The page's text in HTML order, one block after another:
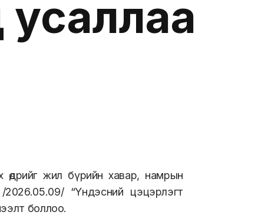
өдрийг жил бүрийн хавар, намрын
“Үндэсний цэцэрлэгт
боллоо.